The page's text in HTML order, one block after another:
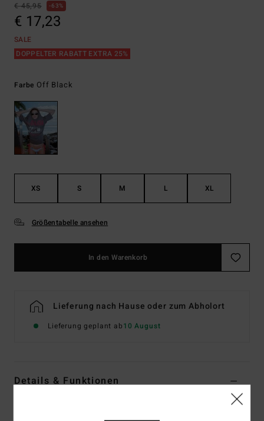
€ 45,95 63%
€ 17,23
SALE
DOPPELTER RABATT EXTRA 25%
Farbe Off Black
XS S M L XL
Größentabelle ansehen
In den Warenkorb
Lieferung nach Hause oder zum Abholort
Lieferung geplant ab10 August
Details & Funktionen